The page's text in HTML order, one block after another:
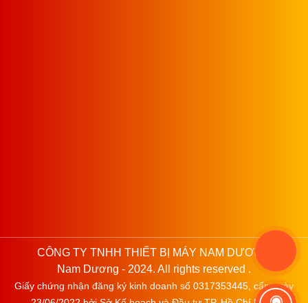
CÔNG TY TNHH THIẾT BỊ MÁY NAM DƯƠNG
Nam Dương - 2024. All rights reserved .
Giấy chứng nhận đăng ký kinh doanh số 0317353445, cấp ngày